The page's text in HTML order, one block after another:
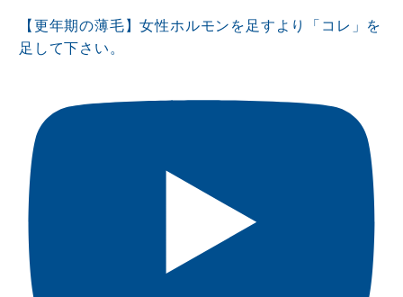
【更年期の薄毛】女性ホルモンを足すより「コレ」を
足して下さい。